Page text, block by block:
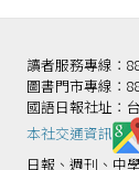
讀者服務專線：
圖書門市專線：
國語日報社址：
本社交通資訊️
日報、週刊、中